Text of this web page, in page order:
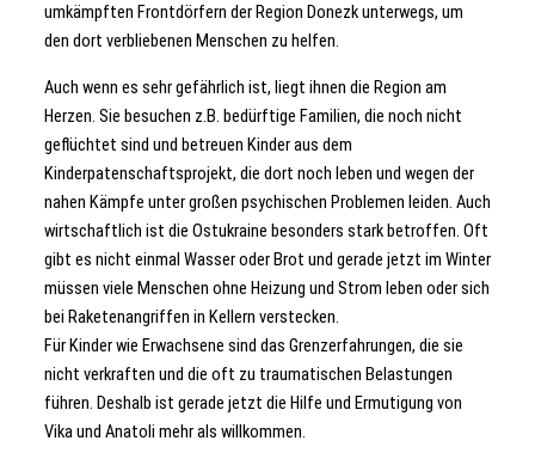
umkämpften Frontdörfern der Region Donezk unterwegs, um
den dort verbliebenen Menschen zu helfen.
Auch wenn es sehr gefährlich ist, liegt ihnen die Region am
Herzen. Sie besuchen z.B. bedürftige Familien, die noch nicht
geflüchtet sind und betreuen Kinder aus dem
Kinderpatenschaftsprojekt, die dort noch leben und wegen der
nahen Kämpfe unter großen psychischen Problemen leiden. Auch
wirtschaftlich ist die Ostukraine besonders stark betroffen. Oft
gibt es nicht einmal Wasser oder Brot und gerade jetzt im Winter
müssen viele Menschen ohne Heizung und Strom leben oder sich
bei Raketenangriffen in Kellern verstecken.
Für Kinder wie Erwachsene sind das Grenzerfahrungen, die sie
nicht verkraften und die oft zu traumatischen Belastungen
führen. Deshalb ist gerade jetzt die Hilfe und Ermutigung von
Vika und Anatoli mehr als willkommen.